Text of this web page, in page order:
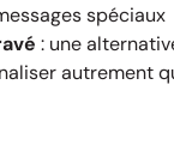
spéciaux
: une
autrement